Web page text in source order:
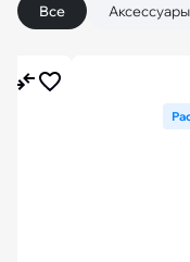
Все Аксессуары